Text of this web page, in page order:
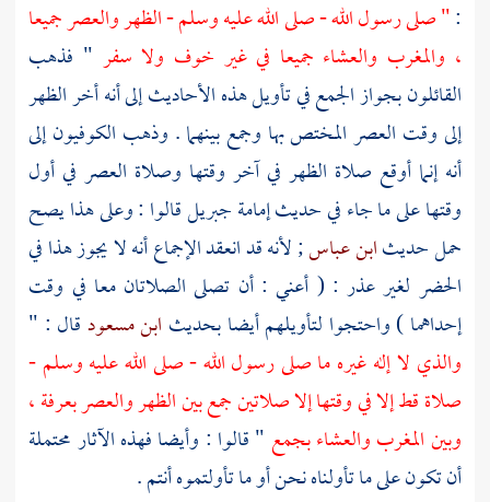
:" صلى رسول الله - صلى الله عليه وسلم - الظهر والعصر جميعا
، والمغرب والعشاء جميعا في غير خوف ولا سفر " فذهب
القائلون بجواز الجمع في تأويل هذه الأحاديث إلى أنه أخر الظهر
إلى وقت العصر المختص بها وجمع بينهما . وذهب الكوفيونإلى
أنه إنما أوقع صلاة الظهر في آخر وقتها وصلاة العصر في أول
وقتها على ما جاء في حديث إمامةجبريلقالوا : وعلى هذا يصح
حمل حديثابن عباس; لأنه قد انعقد الإجماع أنه لا يجوز هذا في
الحضر لغير عذر : ( أعني : أن تصلى الصلاتان معا في وقت
إحداهما ) واحتجوا لتأويلهم أيضا بحديث ابن مسعودقال : "
والذي لا إله غيره ما صلى رسول الله - صلى الله عليه وسلم -
صلاة قط إلا في وقتها إلا صلاتين جمع بين الظهر والعصر بعرفة ،
وبين المغرب والعشاء بجمع " قالوا : وأيضا فهذه الآثار محتملة
أن تكون على ما تأولناه نحن أو ما تأولتموه أنتم .